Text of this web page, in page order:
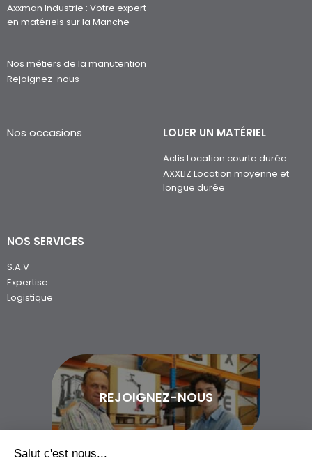
Axxman Industrie : Votre expert
en matériels sur la Manche
Nos métiers de la manutention
Rejoignez-nous
Nos occasions LOUER UN MATÉRIEL
Actis Location courte durée
AXXLIZ Location moyenne et
longue durée
NOS SERVICES
S.A.V
Expertise
Logistique
REJOIGNEZ-NOUS
Salut c'est nous...